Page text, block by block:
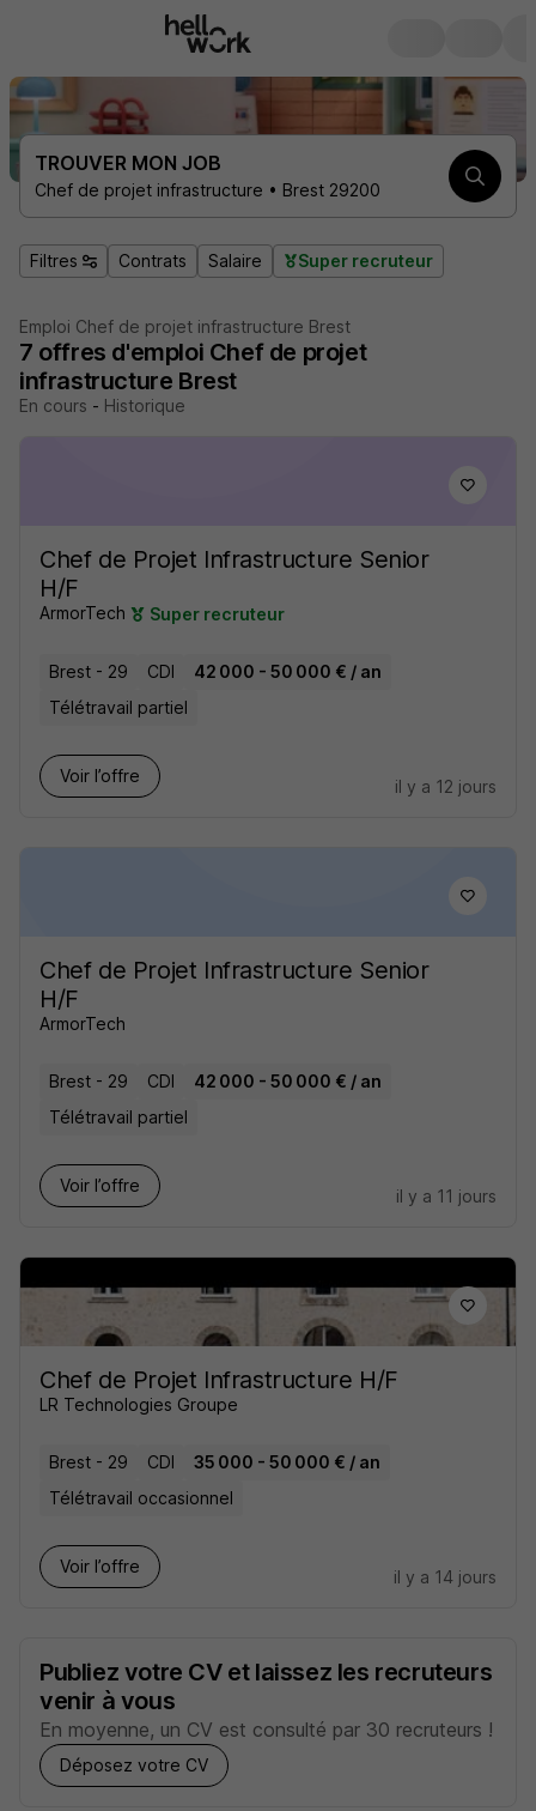
TROUVER MON JOB
Chef de projet infrastructure • Brest 29200
Filtres Contrats Salaire Super recruteur
Emploi Chef de projet infrastructure Brest
7 offres d'emploi Chef de projet
infrastructure Brest
En cours - Historique
Chef de Projet Infrastructure Senior
H/F
ArmorTech Super recruteur
Brest - 29 CDI
42 000 - 50 000 € / an
Télétravail partiel
Voir l’offre
il y a 12 jours
Chef de Projet Infrastructure Senior
H/F
ArmorTech
Brest - 29 CDI
42 000 - 50 000 € / an
Télétravail partiel
Voir l’offre
il y a 11 jours
Chef de Projet Infrastructure H/F
LR Technologies Groupe
Brest - 29 CDI
35 000 - 50 000 € / an
Télétravail occasionnel
Voir l’offre
il y a 14 jours
Publiez votre CV et laissez les recruteurs
venir à vous
En moyenne, un CV est consulté par 30 recruteurs !
Déposez votre CV